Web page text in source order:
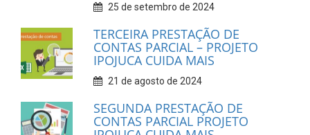
25 de setembro de 2024
TERCEIRA PRESTAÇÃO DE
CONTAS PARCIAL – PROJETO
IPOJUCA CUIDA MAIS
21 de agosto de 2024
SEGUNDA PRESTAÇÃO DE
CONTAS PARCIAL PROJETO